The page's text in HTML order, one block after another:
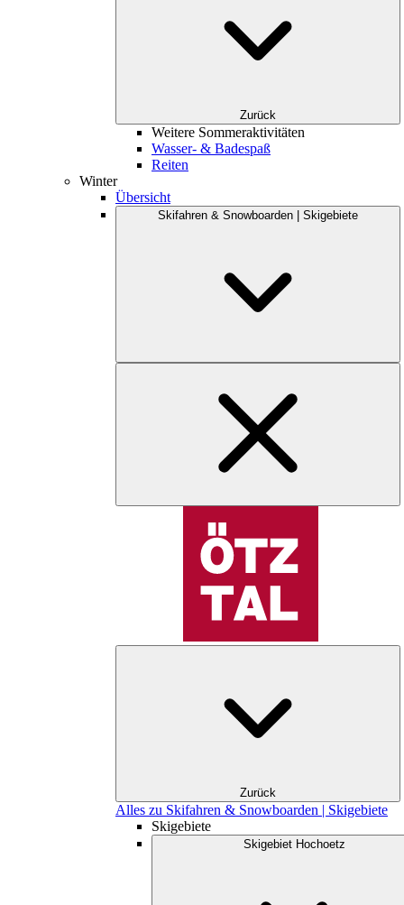
Zurück
Weitere Sommeraktivitäten
Wasser- & Badespaß
Reiten
Winter
Übersicht
Skifahren & Snowboarden | Skigebiete
Zurück
Alles zu Skifahren & Snowboarden | Skigebiete
Skigebiete
Skigebiet Hochoetz